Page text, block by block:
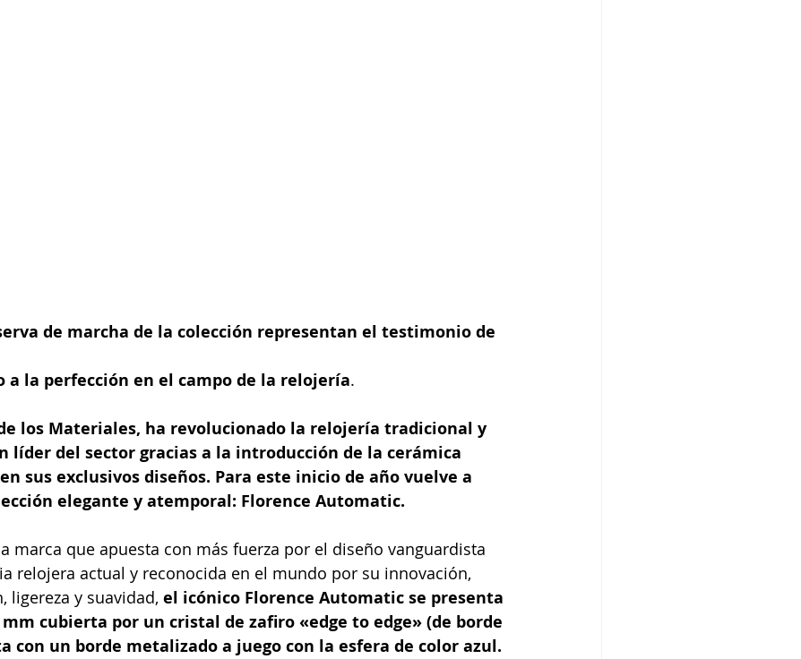
de marcha de la colección representan el testimonio de
a la perfección en el campo de la relojería.
los Materiales, ha revolucionado la relojería tradicional y
líder del sector gracias a la introducción de la cerámica
sus exclusivos diseños. Para este inicio de año vuelve a
elegante y atemporal: Florence Automatic.
marca que apuesta con más fuerza por el diseño vanguardista
relojera actual y reconocida en el mundo por su innovación,
ligereza y suavidad, el icónico Florence Automatic se presenta
cubierta por un cristal de zafiro «edge to edge» (de borde
con un borde metalizado a juego con la esfera de color azul.